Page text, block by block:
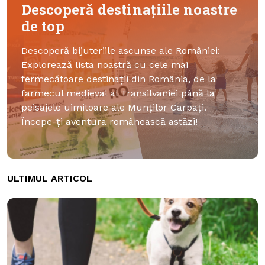
Descoperă destinațiile noastre
de top
Descoperă bijuteriile ascunse ale României:
Explorează lista noastră cu cele mai
fermecătoare destinații din România, de la
farmecul medieval al Transilvaniei până la
peisajele uimitoare ale Munților Carpați.
Începe-ți aventura românească astăzi!
ULTIMUL ARTICOL